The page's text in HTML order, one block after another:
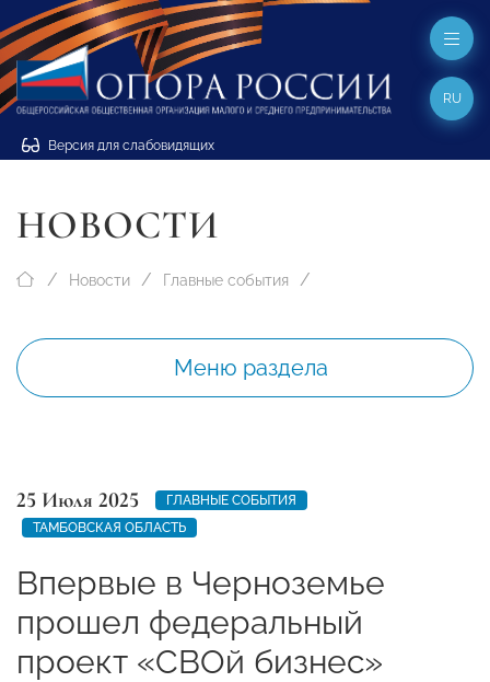
Версия для слабовидящих
RU
НОВОСТИ
Новости Главные события
Меню раздела
25 Июля 2025
ГЛАВНЫЕ СОБЫТИЯ
ТАМБОВСКАЯ ОБЛАСТЬ
Впервые в Черноземье
прошел федеральный
проект «СВОй бизнес»